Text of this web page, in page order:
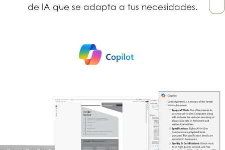
de IA que se adapta a tus necesidades.